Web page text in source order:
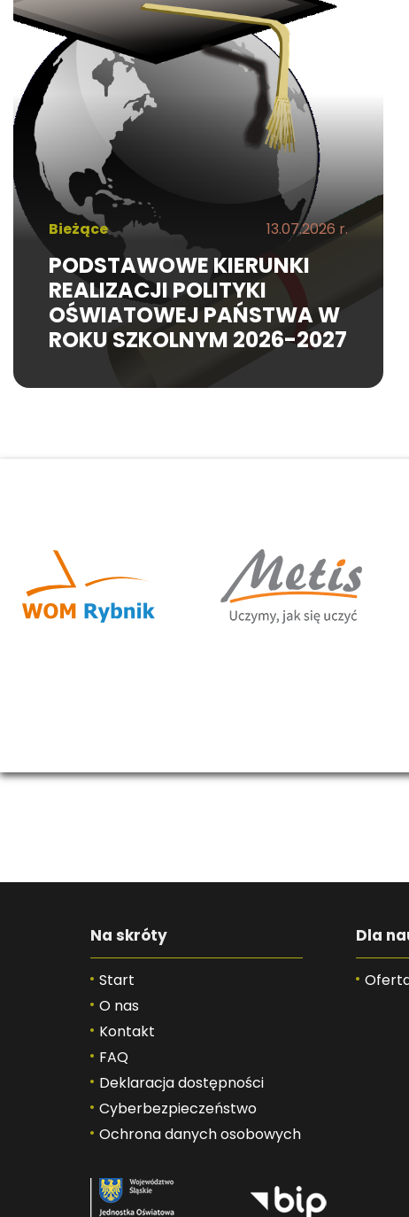
Bieżące 13.07.2026 r.
PODSTAWOWE KIERUNKI
REALIZACJI POLITYKI
OŚWIATOWEJ PAŃSTWA W
ROKU SZKOLNYM 2026-2027
Na skróty
Start
O nas
Kontakt
FAQ
Deklaracja dostępności
Cyberbezpieczeństwo
Ochrona danych osobowych
Dla